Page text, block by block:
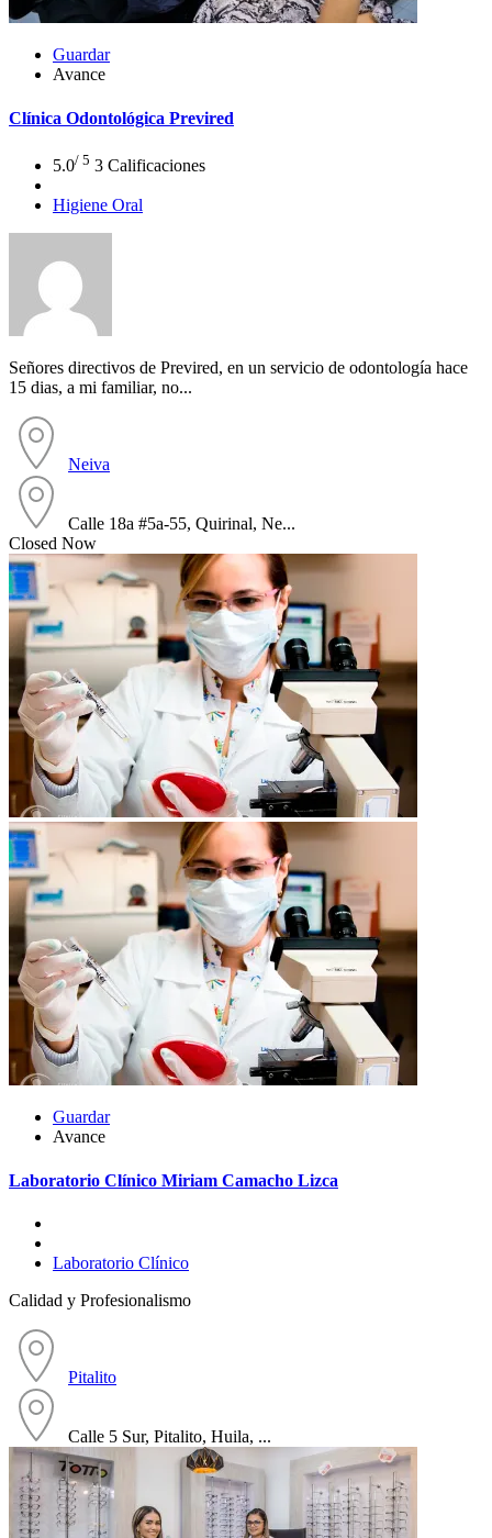
Guardar
Avance
Clínica Odontológica Previred
5.0/ 5 3 Calificaciones
Higiene Oral
Señores directivos de Previred, en un servicio de odontología hace
15 dias, a mi familiar, no...
Neiva
Calle 18a #5a-55, Quirinal, Ne...
Closed Now
Guardar
Avance
Laboratorio Clínico Miriam Camacho Lizca
Laboratorio Clínico
Calidad y Profesionalismo
Pitalito
Calle 5 Sur, Pitalito, Huila, ...